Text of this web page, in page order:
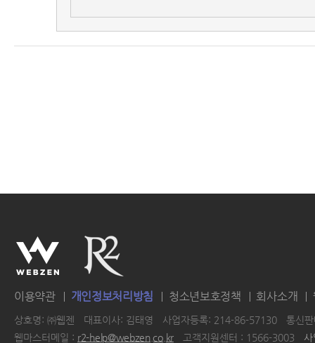
이용약관 개인정보처리방침 청소년보호정책 회사소개
상호명: ㈜웹젠 대표이사: 김태영 사업자등록: 214-86-57130
통신
웹마스터메일 : r2-help@webzen.co.kr 고객지원센터 : 1566-3003